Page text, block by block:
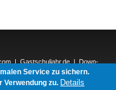
| Gastschuljahr.de | Down-
|
|ReiseTops.com|
Service zu sichern.
Verwendung zu. Details